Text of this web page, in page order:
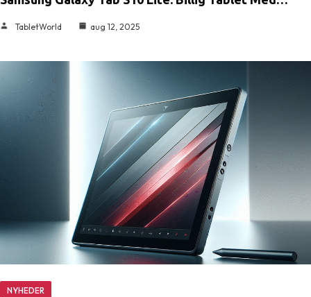
TabletWorld aug 12, 2025
NYHEDER